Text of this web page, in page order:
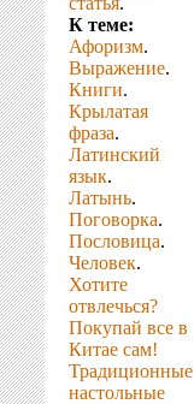
К теме:
Афоризм.
Выражение.
Книги.
Крылатая
фраза.
Латинский
язык.
Латынь.
Поговорка.
Пословица.
Человек.
Хотите
отвлечься?
Покупай все в
Китае сам!
Традиционные
настольные